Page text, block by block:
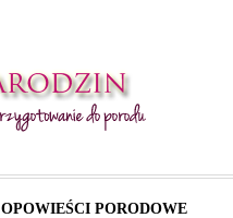
OPOWIEŚCI PORODOWE